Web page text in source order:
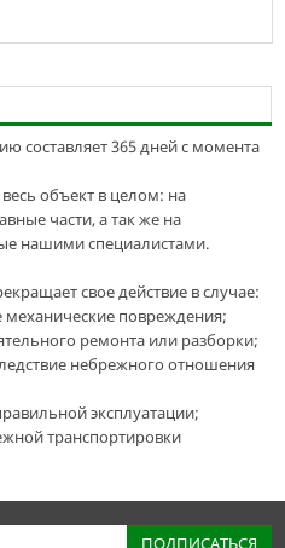
составляет 365 дней с момента
объект в целом: на
части, а так же на
нашими специалистами.
свое действие в случае:
повреждения;
ремонта или разборки;
небрежного отношения
эксплуатации;
транспортировки